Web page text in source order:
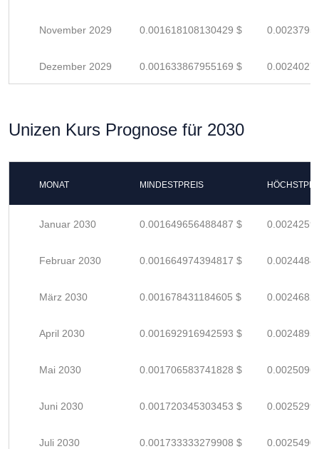
November 2029 0.001618108130429 $
Dezember 2029 0.001633867955169 $
Unizen Kurs Prognose für 2030
MONAT MINDESTPREIS
Januar 2030 0.001649656488487 $
Februar 2030 0.001664974394817 $
März 2030 0.001678431184605 $
April 2030 0.001692916942593 $
Mai 2030 0.001706583741828 $
Juni 2030 0.001720345303453 $
Juli 2030 0.001733333279908 $